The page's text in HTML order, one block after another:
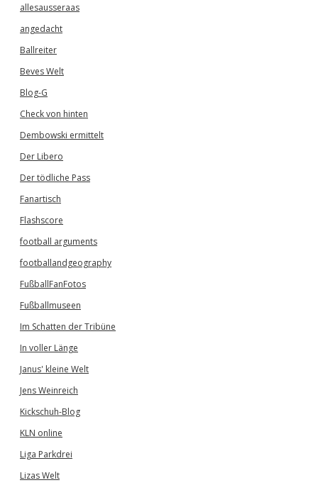
allesausseraas
angedacht
Ballreiter
Beves Welt
Blog-G
Check von hinten
Dembowski ermittelt
Der Libero
Der tödliche Pass
Fanartisch
Flashscore
football arguments
footballandgeography
FußballFanFotos
Fußballmuseen
Im Schatten der Tribüne
In voller Länge
Janus' kleine Welt
Jens Weinreich
Kickschuh-Blog
KLN online
Liga Parkdrei
Lizas Welt